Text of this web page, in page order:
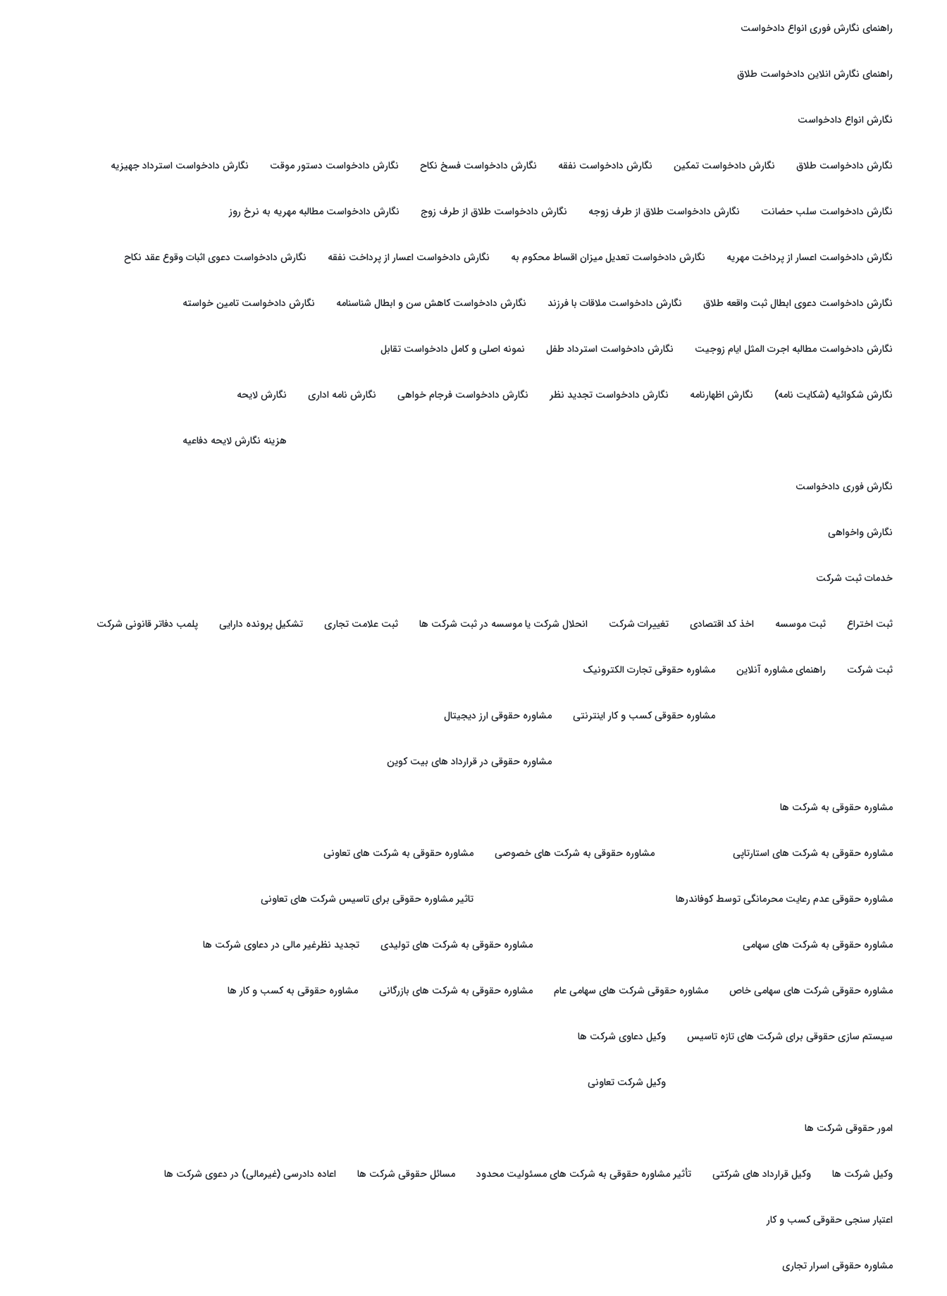
راهنمای نگارش فوری انواع دادخواست
راهنمای نگارش انلاین دادخواست طلاق
نگارش انواع دادخواست
نگارش دادخواست طلاق نگارش دادخواست تمکین نگارش دادخواست نفقه نگارش دادخواست فسخ نکاح نگارش دادخواست دستور موقت نگارش دادخواست استرداد جهیزیه
نگارش دادخواست سلب حضانت نگارش دادخواست طلاق از طرف زوجه نگارش دادخواست طلاق از طرف زوج نگارش دادخواست مطالبه مهریه به نرخ روز
نگارش دادخواست اعسار از پرداخت مهریه نگارش دادخواست تعدیل میزان اقساط محکوم به نگارش دادخواست اعسار از پرداخت نفقه نگارش دادخواست دعوی اثبات وقوع عقد نکاح
نگارش دادخواست دعوی ابطال ثبت واقعه طلاق نگارش دادخواست ملاقات با فرزند نگارش دادخواست کاهش سن و ابطال شناسنامه نگارش دادخواست تامین خواسته
نگارش دادخواست مطالبه اجرت المثل ایام زوجیت نگارش دادخواست استرداد طفل نمونه اصلی و کامل دادخواست تقابل
نگارش شکوائیه (شکایت نامه) نگارش اظهارنامه نگارش دادخواست تجدید نظر نگارش دادخواست فرجام خواهی نگارش نامه اداری نگارش لایحه
هزینه نگارش لایحه دفاعیه
نگارش فوری دادخواست
نگارش واخواهی
خدمات ثبت شرکت
ثبت اختراع
ثبت شرکت
ثبت موسسه اخذ کد اقتصادی تغییرات شرکت انحلال شرکت یا موسسه در ثبت شرکت ها ثبت علامت تجاری تشکیل پرونده دارایی پلمب دفاتر قانونی شرکت
راهنمای مشاوره آنلاین مشاوره حقوقی تجارت الکترونیک
مشاوره حقوقی کسب و کار اینترنتی مشاوره حقوقی ارز دیجیتال
مشاوره حقوقی در قرارداد های بیت کوین
مشاوره حقوقی به شرکت ها
مشاوره حقوقی به شرکت های استارتاپی
مشاوره حقوقی عدم رعایت محرمانگی توسط کوفاندرها
مشاوره حقوقی به شرکت های خصوصی مشاوره حقوقی به شرکت های تعاونی
تاثیر مشاوره حقوقی برای تاسیس شرکت های تعاونی
مشاوره حقوقی به شرکت های سهامی
مشاوره حقوقی شرکت های سهامی خاص مشاوره حقوقی شرکت های سهامی عام
مشاوره حقوقی به شرکت های تولیدی تجدید نظرغیر مالی در دعاوی شرکت ها
مشاوره حقوقی به شرکت های بازرگانی مشاوره حقوقی به کسب و کار ها
سیستم سازی حقوقی برای شرکت های تازه تاسیس وکیل دعاوی شرکت ها
وکیل شرکت تعاونی
امور حقوقی شرکت ها
وکیل شرکت ها وکیل قرارداد های شرکتی تأثیر مشاوره حقوقی به شرکت های مسئولیت محدود مسائل حقوقی شرکت ها اعاده دادرسی (غیرمالی) در دعوی شرکت ها
اعتبار سنجی حقوقی کسب و کار
مشاوره حقوقی اسرار تجاری